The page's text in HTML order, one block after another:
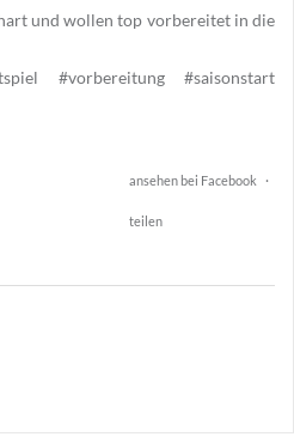
und wollen top vorbereitet in die
#vorbereitung
#saisonstart
ansehen bei Facebook ·
teilen